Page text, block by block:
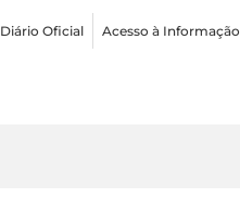
Diário Oficial Acesso à Informação